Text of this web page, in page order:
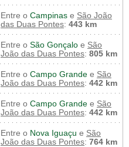
Entre o Campinas e São João
das Duas Pontes: 443 km
Entre o São Gonçalo e São
João das Duas Pontes: 805 km
Entre o Campo Grande e São
João das Duas Pontes: 442 km
Entre o Campo Grande e São
João das Duas Pontes: 442 km
Entre o Nova Iguaçu e São
João das Duas Pontes: 764 km